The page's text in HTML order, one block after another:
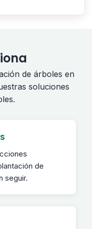
de árboles en
soluciones
de
seguir.